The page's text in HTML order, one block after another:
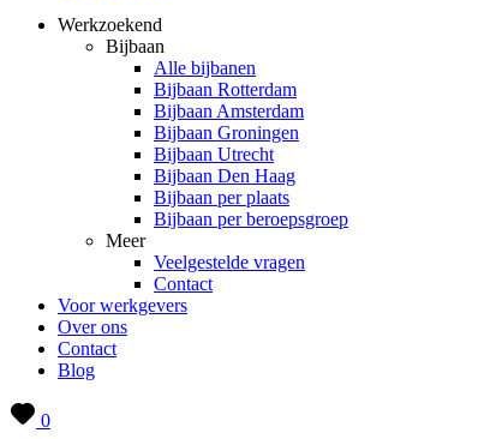
Werkzoekend
Bijbaan
Alle bijbanen
Bijbaan Rotterdam
Bijbaan Amsterdam
Bijbaan Groningen
Bijbaan Utrecht
Bijbaan Den Haag
Bijbaan per plaats
Bijbaan per beroepsgroep
Meer
Veelgestelde vragen
Contact
Voor werkgevers
Over ons
Contact
Blog
0